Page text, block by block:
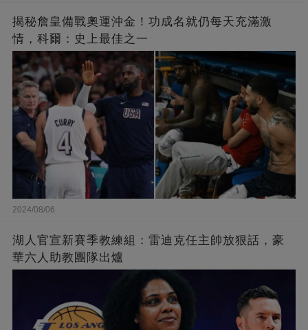
揭秘詹皇備戰奧運沖金！功成名就仍每天充滿激
情，科爾：史上最佳之一
2024/08/06
湖人官宣新賽季教練組：雷迪克任主帥放狠話，豪
華六人助教團隊出爐